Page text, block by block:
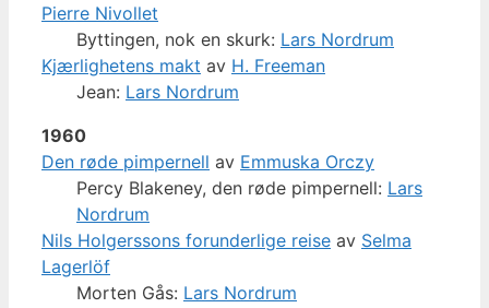
Pierre Nivollet
Byttingen, nok en skurk: Lars Nordrum
Kjærlighetens makt av H. Freeman
Jean: Lars Nordrum
1960
Den røde pimpernell av Emmuska Orczy
Percy Blakeney, den røde pimpernell: Lars
Nordrum
Nils Holgerssons forunderlige reise av Selma
Lagerlöf
Morten Gås: Lars Nordrum